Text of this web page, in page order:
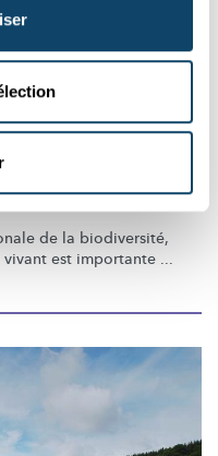
de la biodiversité,
est importante ...